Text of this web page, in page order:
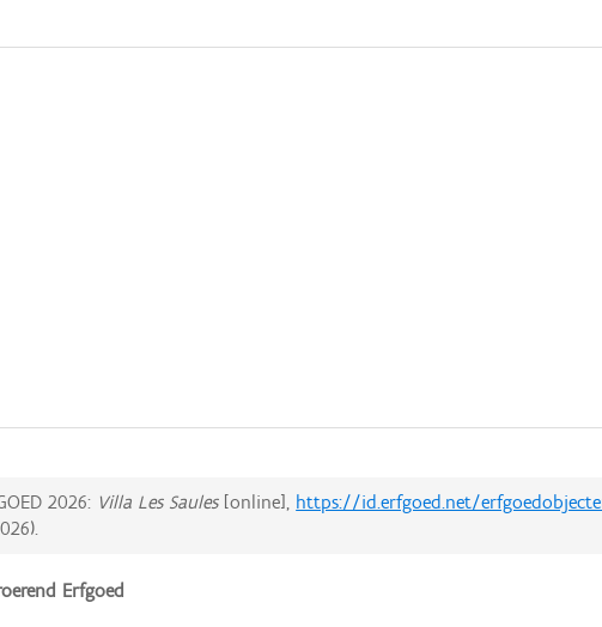
2026: Villa Les Saules[online], https://id.erfgoed.net/
).
Erfgoed